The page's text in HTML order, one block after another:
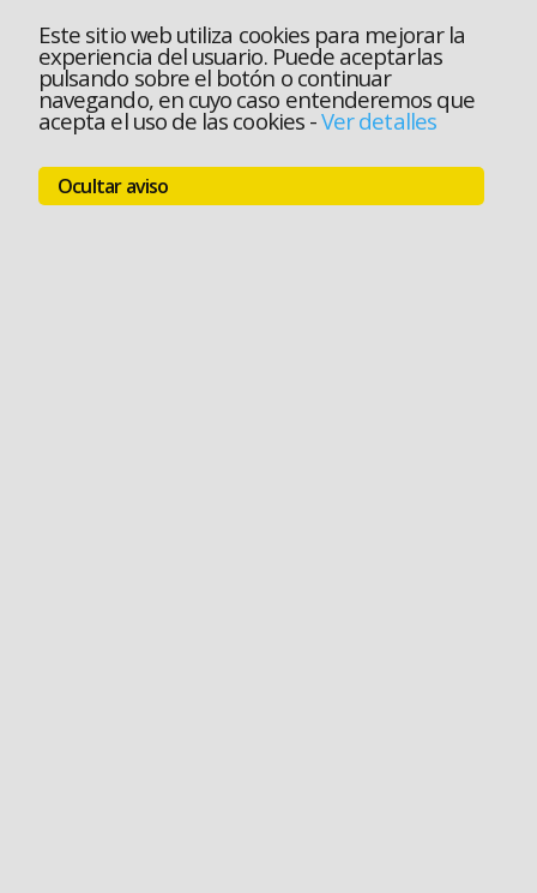
Este sitio web utiliza cookies para mejorar la
experiencia del usuario. Puede aceptarlas
pulsando sobre el botón o continuar
navegando, en cuyo caso entenderemos que
acepta el uso de las cookies-Ver detalles
Ocultar aviso